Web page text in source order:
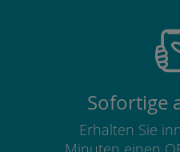
Sofortige
Erhalten Sie